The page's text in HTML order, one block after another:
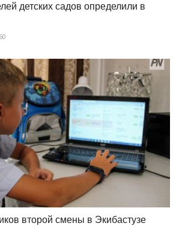
детских садов определили в
второй смены в Экибастузе